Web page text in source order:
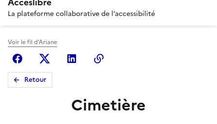
La plateforme collaborative de l’accessibilité
Voir le fil d'Ariane
FacebookX (anciennement Twitter)
Linkedin
Retour
Cimetière